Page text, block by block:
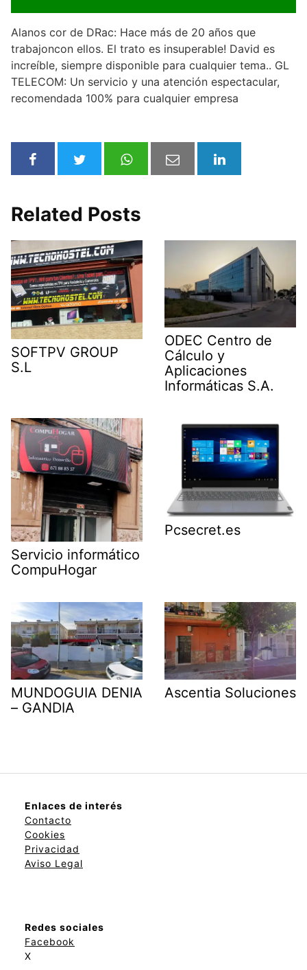
Alanos cor de DRac: Hace más de 20 años que
trabajoncon ellos. El trato es insuperable! David es
increíble, siempre disponible para cualquier tema.. GL
TELECOM: Un servicio y una atención espectacular,
recomendada 100% para cualquier empresa
Related Posts
SOFTPV GROUP
S.L
ODEC Centro de
Cálculo y
Aplicaciones
Informáticas S.A.
Servicio informático
CompuHogar
Pcsecret.es
MUNDOGUIA DENIA
– GANDIA
Ascentia Soluciones
Enlaces de interés
Contacto
Cookies
Privacidad
Aviso Legal
Redes sociales
Facebook
X